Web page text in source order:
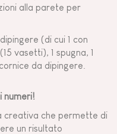
alla parete per
(di cui 1 con
vasetti), 1 spugna, 1
da dipingere.
numeri!
creativa che permette di
un risultato